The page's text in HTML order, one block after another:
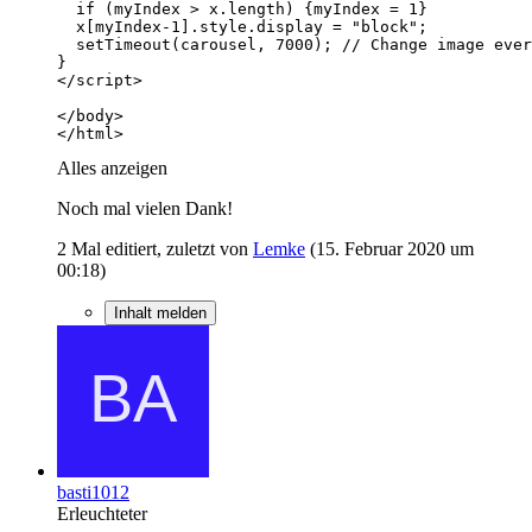
</html>
Alles anzeigen
Noch mal vielen Dank!
2 Mal editiert, zuletzt von Lemke (15. Februar 2020 um
00:18)
Inhalt melden
basti1012
Erleuchteter